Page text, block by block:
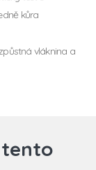
kůra
vláknina a